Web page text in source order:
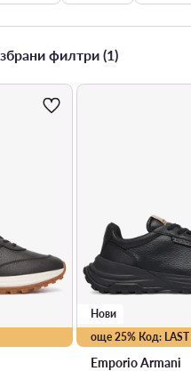
филтри (1)
още 25% Код: LAST
Нови
Emporio Armani